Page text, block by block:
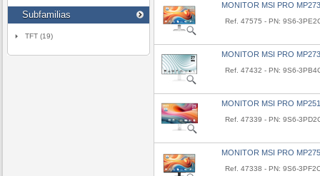
Subfamilias
TFT (19)
MONITOR MSI PRO
Ref. 47575 - PN: 9S6-
MONITOR MSI PRO
Ref. 47432 - PN: 9S6-
MONITOR MSI PRO
Ref. 47339 - PN: 9S6-
MONITOR MSI PRO
Ref. 47338 - PN: 9S6-